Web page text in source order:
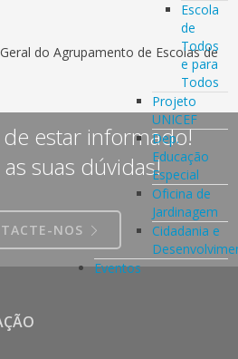
Escola
de
Todos
e para
Todos
Projeto
UNICEF
Dep.
Educação
Especial
Oficina de
Jardinagem
Cidadania e
Eventos
do Agrupamento de Escolas de
estar informado!
as suas dúvidas!
NOS